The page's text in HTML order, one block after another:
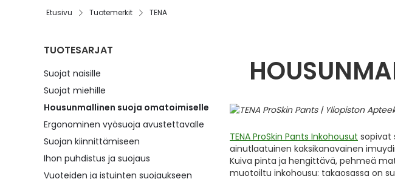
Etusivu Tuotemerkit TENA
TUOTESARJAT
Suojat naisille
Suojat miehille
Housunmallinen suoja omatoimiselle
Ergonominen vyösuoja avustettavalle
Suojan kiinnittämiseen
Ihon puhdistus ja suojaus
Vuoteiden ja istuinten suojaukseen
TENA ProSkin Pants Inkohousut sopivat
ainutlaatuinen kaksikanavainen
Kuiva pinta ja hengittävä, pehmeä
muotoiltu inkohousu: takaosassa on